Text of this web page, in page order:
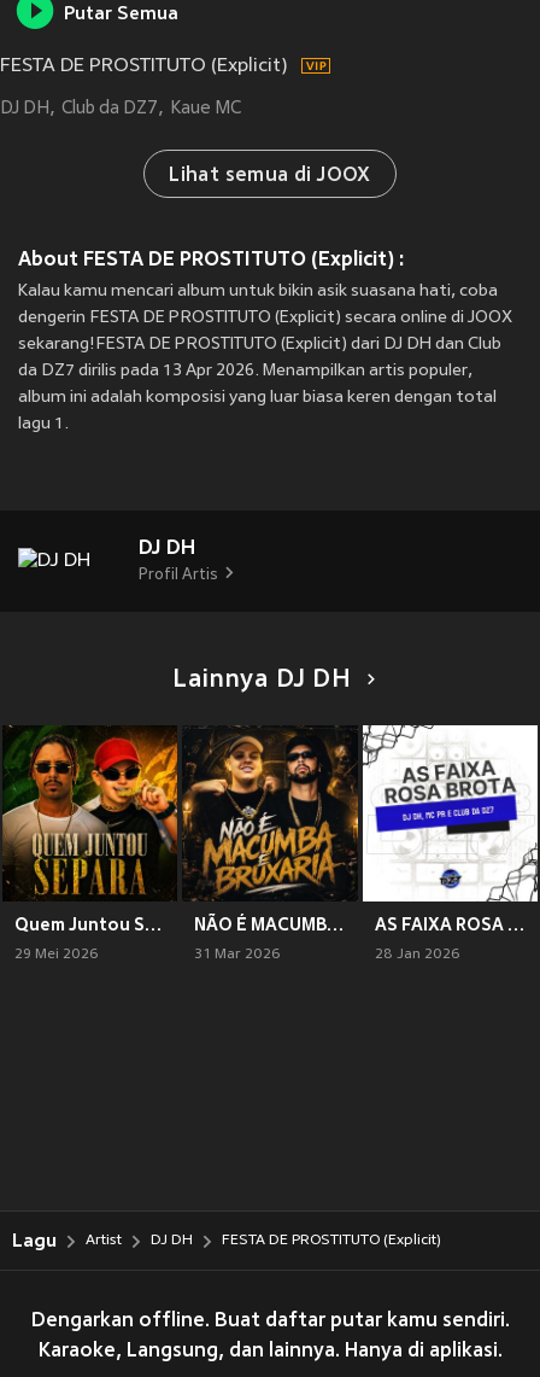
Putar Semua
FESTA DE PROSTITUTO (Explicit)
DJ DH Club da DZ7 Kaue MC
Lihat semua di JOOX
About FESTA DE PROSTITUTO (Explicit) :
Kalau kamu mencari album untuk bikin asik suasana hati, coba
dengerin FESTA DE PROSTITUTO (Explicit) secara online di JOOX
sekarang!FESTA DE PROSTITUTO (Explicit) dari DJ DH dan Club
da DZ7 dirilis pada 13 Apr 2026. Menampilkan artis populer,
album ini adalah komposisi yang luar biasa keren dengan total
lagu 1.
DJ DH
Profil Artis
Lainnya DJ DH
Quem Juntou Separa (Explicit)
29 Mei 2026
NÃO É MACUMBA É BRUXARIA
31 Mar 2026
AS FAIXA ROSA BROTA (Explicit)
28 Jan 2026
Lagu Artist DJ DH FESTA DE PROSTITUTO (Explicit)
Dengarkan offline. Buat daftar putar kamu sendiri.
Karaoke, Langsung, dan lainnya. Hanya di aplikasi.